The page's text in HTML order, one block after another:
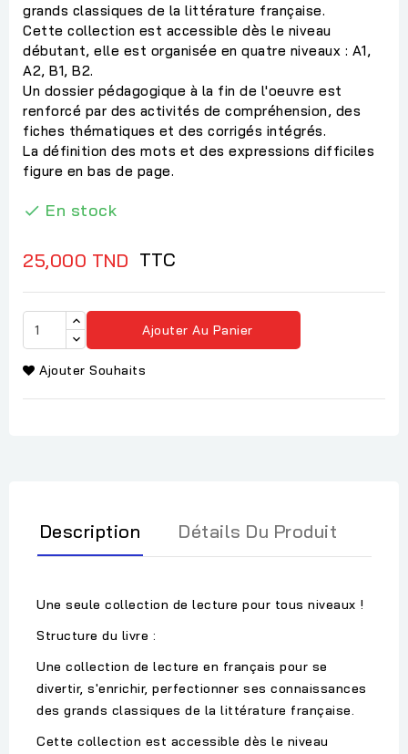
grands classiques de la littérature française.
Cette collection est accessible dès le niveau
débutant, elle est organisée en quatre niveaux : A1,
A2, B1, B2.
Un dossier pédagogique à la fin de l'oeuvre est
renforcé par des activités de compréhension, des
fiches thématiques et des corrigés intégrés.
La définition des mots et des expressions difficiles
figure en bas de page.
 En stock
25,000 TND TTC
Ajouter Au Panier
Ajouter Souhaits
Description Détails Du Produit
Une seule collection de lecture pour tous niveaux !
Structure du livre :
Une collection de lecture en français pour se
divertir, s'enrichir, perfectionner ses connaissances
des grands classiques de la littérature française.
Cette collection est accessible dès le niveau